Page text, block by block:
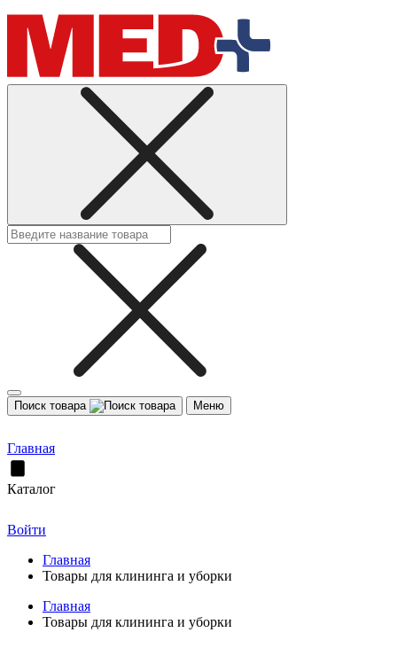
Поиск товара Меню
Главная
Каталог
Войти
Главная
Товары для клининга и уборки
Главная
Товары для клининга и уборки